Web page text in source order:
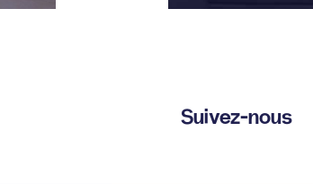
Suivez-nous